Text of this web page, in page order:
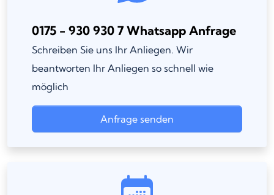
0175 - 930 930 7 Whatsapp Anfrage
Schreiben Sie uns Ihr Anliegen. Wir
beantworten Ihr Anliegen so schnell wie
möglich
Anfrage senden